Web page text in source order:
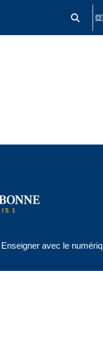
Activer/
Enseigner avec le